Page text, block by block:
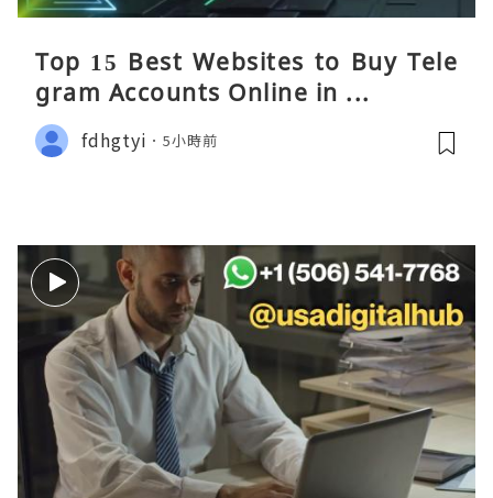
Top 15 Best Websites to Buy Tele
gram Accounts Online in ...
fdhgtyi 5小時前